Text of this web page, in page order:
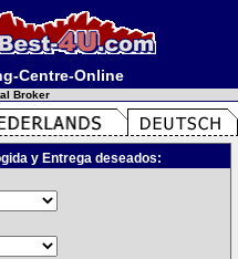
Centre-Online
Broker
y Entrega deseados: